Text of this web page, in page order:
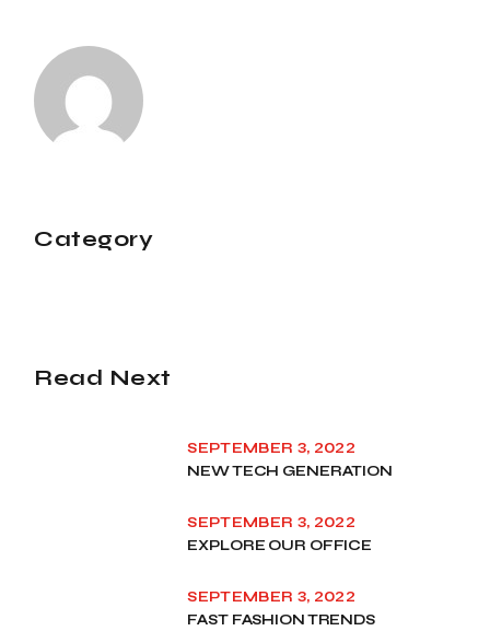
Category
Read Next
SEPTEMBER 3, 2022
NEW TECH GENERATION
SEPTEMBER 3, 2022
EXPLORE OUR OFFICE
SEPTEMBER 3, 2022
FAST FASHION TRENDS